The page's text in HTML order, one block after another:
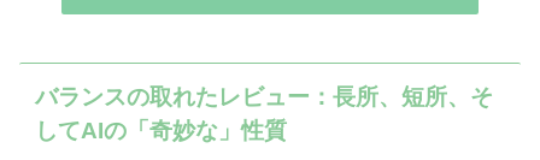
バランスの取れたレビュー：長所、短所、そ
してAIの「奇妙な」性質